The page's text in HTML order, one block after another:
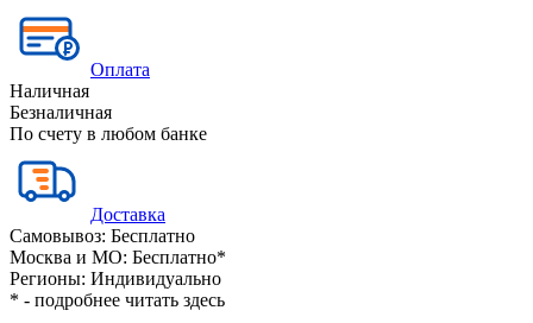
Оплата
Наличная
Безналичная
По счету в любом банке
Доставка
Самовывоз: Бесплатно
Москва и МО: Бесплатно*
Регионы: Индивидуально
* - подробнее читать здесь